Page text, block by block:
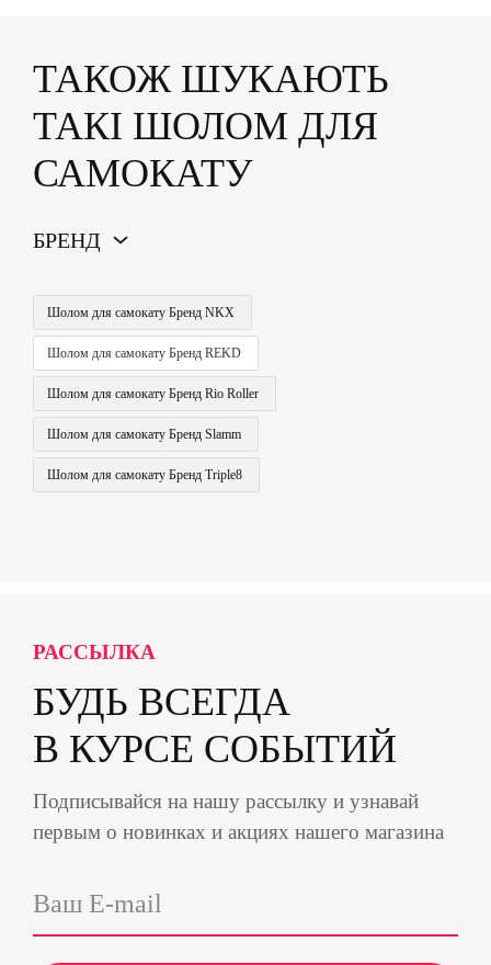
ТАКОЖ ШУКАЮТЬ
ТАКІ ШОЛОМ ДЛЯ
САМОКАТУ
БРЕНД
Шолом для самокату Бренд NKX
Шолом для самокату Бренд REKD
Шолом для самокату Бренд Rio Roller
Шолом для самокату Бренд Slamm
Шолом для самокату Бренд Triple8
РАССЫЛКА
БУДЬ ВСЕГДА
В КУРСЕ СОБЫТИЙ
Подписывайся на нашу рассылку и узнавай
первым о новинках и акциях нашего магазина